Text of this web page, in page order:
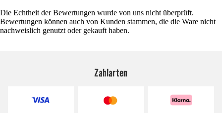
Die Echtheit der Bewertungen wurde von uns nicht überprüft.
Bewertungen können auch von Kunden stammen, die die Ware nicht
nachweislich genutzt oder gekauft haben.
Zahlarten